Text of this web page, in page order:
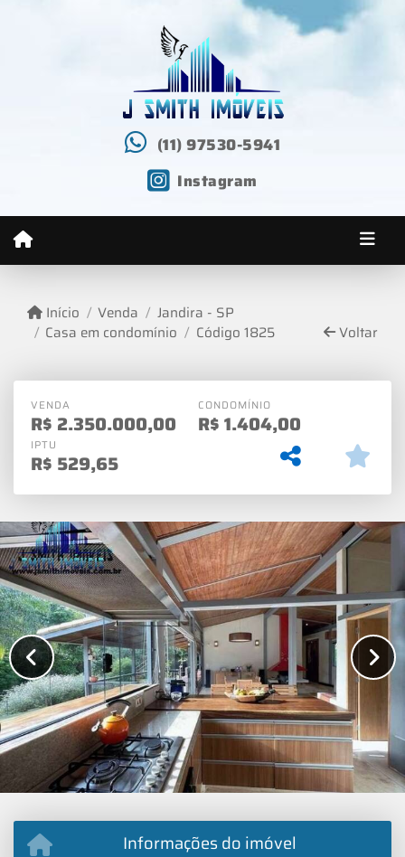
(11) 97530-5941
Instagram
Início Venda
Jandira - SP
Casa em condomínio
Código 1825 Voltar
VENDA
R$ 2.350.000,00
CONDOMÍNIO
R$1.404,00
IPTU
R$ 529,65
Informações do imóvel